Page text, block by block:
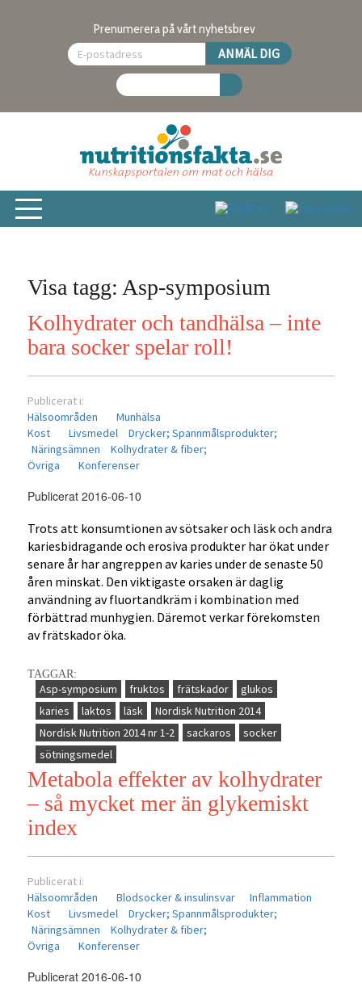
Prenumerera på vårt nyhetsbrev
Visa tagg: Asp-symposium
Kolhydrater och tandhälsa – inte
bara socker spelar roll!
Publicerat i:
Hälsoområden
Munhälsa
Kost
Livsmedel Drycker;Spannmålsprodukter;
Näringsämnen
Kolhydrater & fiber;
Övriga
Konferenser
Publicerat 2016-06-10
Trots att konsumtionen av sötsaker och läsk och andra
kariesbidragande och erosiva produkter har ökat under
senare år har angreppen av karies under de senaste 50
åren minskat. Den viktigaste orsaken är daglig
användning av fluortandkräm i kombination med
förbättrad munhygien. Däremot verkar förekomsten
av frätskador öka.
TAGGAR:
Asp-symposium fruktos frätskador
glukos
karies
laktos läsk
Nordisk Nutrition 2014
Nordisk Nutrition 2014 nr 1-2
sackaros
socker
sötningsmedel
Metabola effekter av kolhydrater
– så mycket mer än glykemiskt
index
Publicerat i:
Hälsoområden
Blodsocker & insulinsvar
Inflammation
Kost
Livsmedel Drycker;Spannmålsprodukter;
Näringsämnen
Kolhydrater & fiber;
Övriga
Konferenser
Publicerat 2016-06-10